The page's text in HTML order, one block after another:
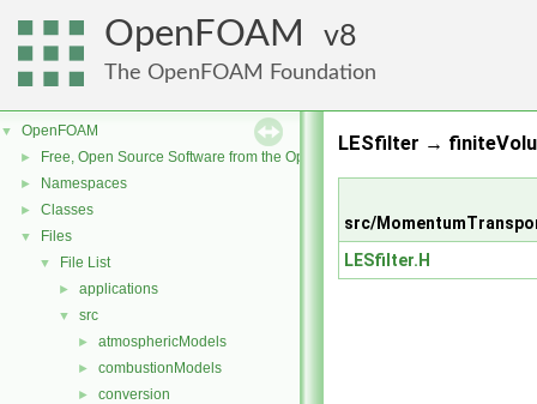
OpenFOAM 8
The OpenFOAM Foundation
▼ OpenFOAM
► Free, Open Source Software from the OpenFOAM Foundation
► Namespaces
► Classes
▼ Files
▼ File List
► applications
▼ src
► atmosphericModels
► combustionModels
► conversion
LESfilter →
src/
LESfilter.H